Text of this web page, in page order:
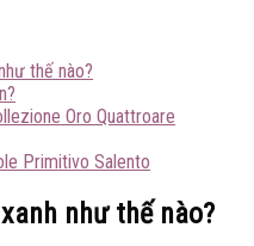
thế nào?
Oro Quattroare
Primitivo Salento
như thế nào?